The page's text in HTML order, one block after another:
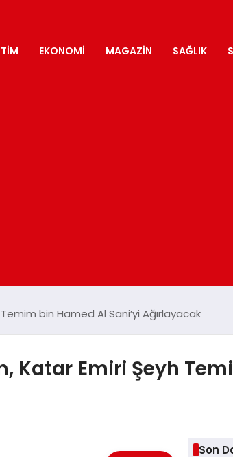
EKONOMI MAGAZIN SAĞLIK
bin Hamed Al Sani’yi Ağırlayacak
Katar Emiri Şeyh
Son